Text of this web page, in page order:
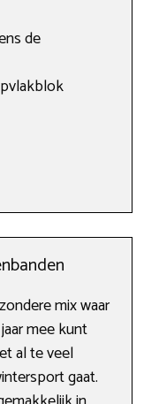
de
mix waar
mee kunt
al te veel
gaat.